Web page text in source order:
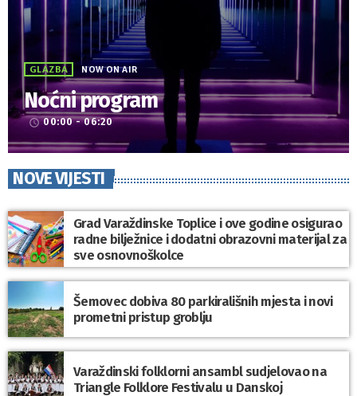
GLAZBA NOW ON AIR
Noćni program
access_time 00:00 - 06:20
NOVE VIJESTI
Grad Varaždinske Toplice i ove godine osigurao
radne bilježnice i dodatni obrazovni materijal za
sve osnovnoškolce
Šemovec dobiva 80 parkirališnih mjesta i novi
prometni pristup groblju
Varaždinski folklorni ansambl sudjelovao na
Triangle Folklore Festivalu u Danskoj